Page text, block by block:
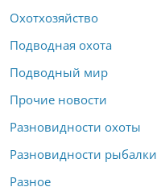
Охотхозяйство
Подводная охота
Подводный мир
Прочие новости
Разновидности охоты
Разновидности рыбалки
Разное